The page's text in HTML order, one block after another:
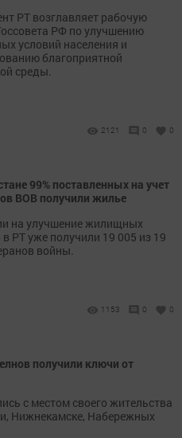
РТ возглавляет рабочую
РФ по улучшению
условий населения и
благоприятной
среды.
2121 0 0
99% поставленных на учет
ВОВ получили жилье
на улучшение жилищных
в РТ уже получили 19 005 из 19
войны.
1153 0 0
получили ключи от
с местом своего жительства
Нижнекамске, Набережных